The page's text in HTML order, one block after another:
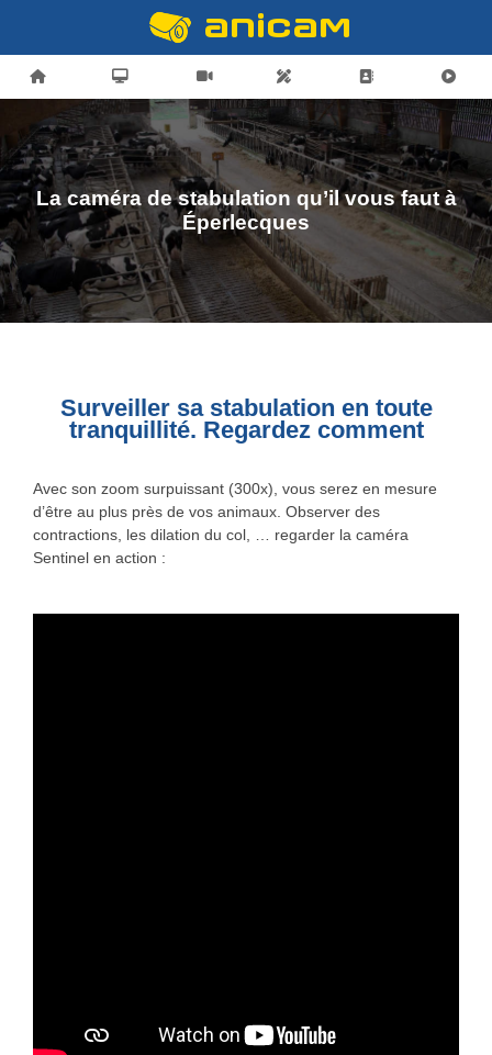
La caméra de stabulation qu’il vous faut à
Éperlecques
Surveiller sa stabulation en toute
tranquillité. Regardez comment
Avec son zoom surpuissant (300x), vous serez en mesure
d’être au plus près de vos animaux. Observer des
contractions, les dilation du col, … regarder la caméra
Sentinel en action :